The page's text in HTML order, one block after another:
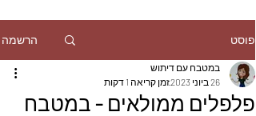
פוסט הרשמה
פלפלים ממולאים - במטבח
במטבח עם דיתוש
26 ביוני 2023
זמן קריאה 1 דקות